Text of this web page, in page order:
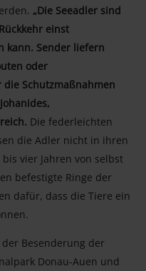
„Die Seeadler sind
einst
kann. Sender liefern
oder
die Schutzmaßnahmen
Die federleichten
die Adler nicht in ihren
vier Jahren von selbst
befestigte Ringe der
dafür, dass die Tiere ein
Besenderung der
Donau-Auen und